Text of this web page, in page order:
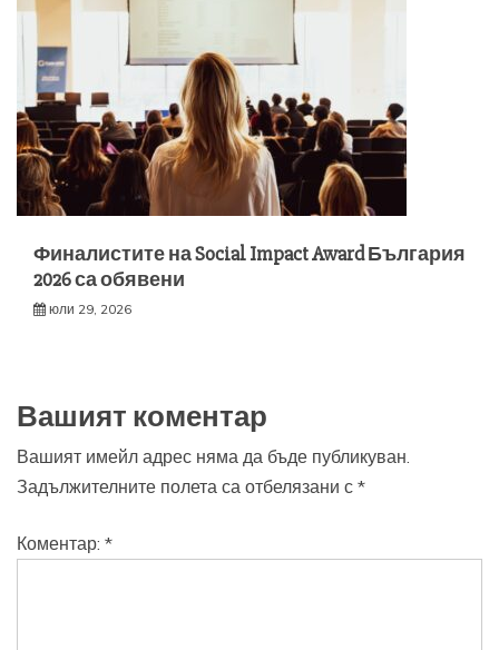
Финалистите на Social Impact Award България
2026 са обявени
юли 29, 2026
Вашият коментар
Вашият имейл адрес няма да бъде публикуван.
Задължителните полета са отбелязани с *
Коментар: *